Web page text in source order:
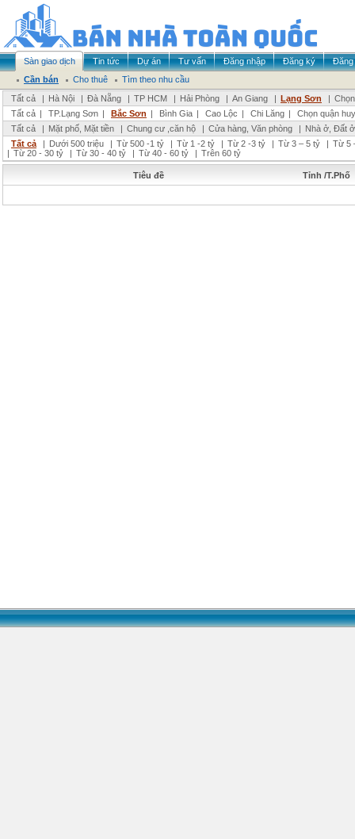
Sàn giao dịch Tin tức Dự án Tư vấn Đăng nhập Đăng ký
Đăng
Cần bán
Cho thuê
Tìm theo nhu cầu
Tất cả
| Hà Nội | Đà Nẵng | TP HCM | Hải Phòng | An Giang | Lạng Sơn |
Tất cả | TP.Lạng Sơn | Bắc Sơn | Bình Gia | Cao Lộc | Chi Lăng |
Chọn quận
Tất cả
| Mặt phố, Mặt tiền | Chung cư ,căn hộ | Cửa hàng, Văn phòng | Nhà ở, Đất ở
Tất cả
| Dưới 500 triệu | Từ 500 -1 tỷ | Từ 1 -2 tỷ | Từ 2 -3 tỷ | Từ 3 – 5 tỷ | Từ 5
| Từ 20 - 30 tỷ | Từ 30 - 40 tỷ | Từ 40 - 60 tỷ | Trên 60 tỷ
Tiêu đề Tỉnh /T.Phố